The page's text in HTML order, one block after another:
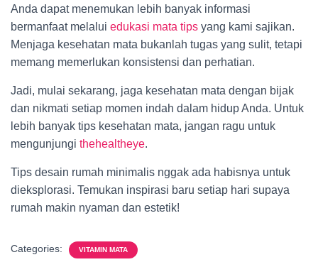
Anda dapat menemukan lebih banyak informasi
bermanfaat melalui edukasi mata tips yang kami sajikan.
Menjaga kesehatan mata bukanlah tugas yang sulit, tetapi
memang memerlukan konsistensi dan perhatian.
Jadi, mulai sekarang, jaga kesehatan mata dengan bijak
dan nikmati setiap momen indah dalam hidup Anda. Untuk
lebih banyak tips kesehatan mata, jangan ragu untuk
mengunjungi thehealtheye.
Tips desain rumah minimalis nggak ada habisnya untuk
dieksplorasi. Temukan inspirasi baru setiap hari supaya
rumah makin nyaman dan estetik!
Categories: VITAMIN MATA